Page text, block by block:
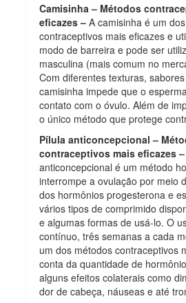
Camisinha – Métodos
eficazes –A camisinha é um
contraceptivos mais eficazes e
modo de barreira e pode ser
masculina (mais comum no
Com diferentes texturas,
camisinha impede que o
contato com o óvulo. Além de
o único método que protege
Pílula anticoncepcional –
contraceptivos mais eficazes
anticoncepcional é um método
interrompe a ovulação por meio
dos hormônios progesterona e
vários tipos de comprimido
e algumas formas de usá-lo. O
contínuo, três semanas a cada
um dos métodos contraceptivos
conta da quantidade de
alguns efeitos colaterais como
dor de cabeça, náuseas e até